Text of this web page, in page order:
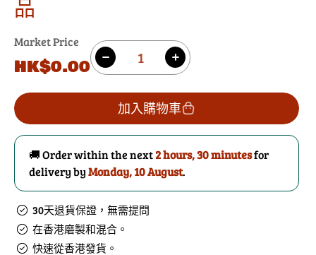
品
Market Price
原
價
HK$0.00
數
量 減
Peri
Peri
Masala
免
費
樣
品
的
數
增
Peri
Peri
Masala
免
費
樣
加入購物車
🚚 Order within the next2 hours, 30 minutesfor
delivery byMonday, 10 August.
30天退貨保證，無需提問
在香港磨製和混合。
快速從香港發貨。